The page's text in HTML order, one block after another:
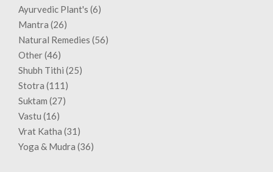
Ayurvedic Plant's (6)
Mantra (26)
Natural Remedies (56)
Other(46)
Shubh Tithi (25)
Stotra (111)
Suktam (27)
Vastu (16)
Vrat Katha (31)
Yoga & Mudra (36)